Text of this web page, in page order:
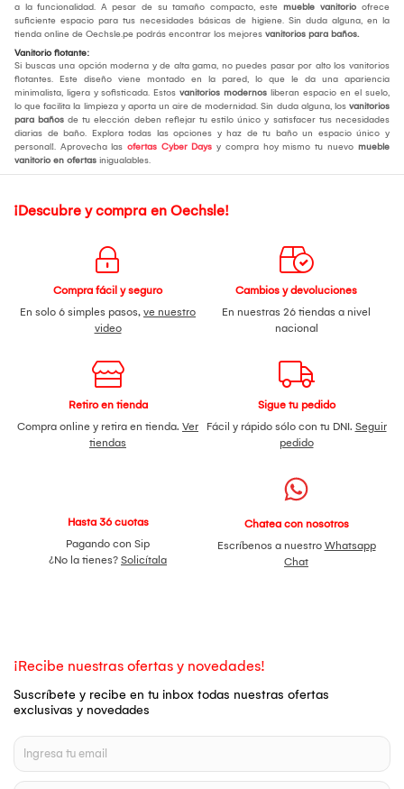
a la funcionalidad. A pesar de su tamaño compacto, este mueble vanitorio ofrece
suficiente espacio para tus necesidades básicas de higiene. Sin duda alguna, en la
tienda online de Oechsle.pe podrás encontrar los mejores vanitorios para baños.
Vanitorio flotante:
Si buscas una opción moderna y de alta gama, no puedes pasar por alto los vanitorios
flotantes. Este diseño viene montado en la pared, lo que le da una apariencia
minimalista, ligera y sofisticada. Estos vanitorios modernos liberan espacio en el suelo,
lo que facilita la limpieza y aporta un aire de modernidad. Sin duda alguna, los vanitorios
para baños de tu elección deben reflejar tu estilo único y satisfacer tus necesidades
diarias de baño. Explora todas las opciones y haz de tu baño un espacio único y
personal!. Aprovecha las ofertas Cyber Days y compra hoy mismo tu nuevo mueble
vanitorio en ofertas inigualables.
¡Descubre y compra en Oechsle!
Compra fácil y seguro
En solo 6 simples pasos, ve nuestro
video
Cambios y devoluciones
En nuestras 26 tiendas a nivel
nacional
Retiro en tienda
Compra online y retira en tienda. Ver
tiendas
Sigue tu pedido
Fácil y rápido sólo con tu DNI. Seguir
pedido
Hasta 36 cuotas
Pagando con Sip
¿No la tienes? Solicítala
Chatea con nosotros
Escríbenos a nuestro Whatsapp
Chat
¡Recibe nuestras ofertas y novedades!
Suscríbete y recibe en tu inbox todas nuestras ofertas
exclusivas y novedades